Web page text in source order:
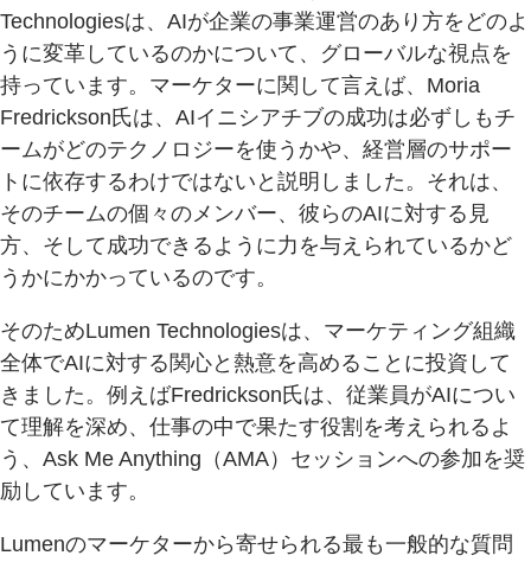
Technologiesは、AIが企業の事業運営のあり方をどのよ
うに変革しているのかについて、グローバルな視点を
持っています。マーケターに関して言えば、Moria
Fredrickson氏は、AIイニシアチブの成功は必ずしもチ
ームがどのテクノロジーを使うかや、経営層のサポー
トに依存するわけではないと説明しました。それは、
そのチームの個々のメンバー、彼らのAIに対する見
方、そして成功できるように力を与えられているかど
うかにかかっているのです。
そのためLumen Technologiesは、マーケティング組織
全体でAIに対する関心と熱意を高めることに投資して
きました。例えばFredrickson氏は、従業員がAIについ
て理解を深め、仕事の中で果たす役割を考えられるよ
う、Ask Me Anything（AMA）セッションへの参加を奨
励しています。
Lumenのマーケターから寄せられる最も一般的な質問